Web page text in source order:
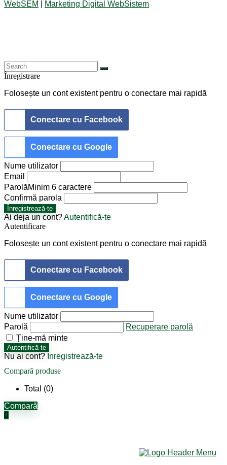
WebSEM Marketing Digital WebSistem
Înregistrare
Folosește un cont existent pentru o conectare mai rapidă
Conectare cu Facebook
Conectare cu Google
Nume utilizator
Email
ParolăMinim 6 caractere
Confirmă parola
Înregistrează-te
Ai deja un cont?Autentifică-te
Autentificare
Folosește un cont existent pentru o conectare mai rapidă
Conectare cu Facebook
Conectare cu Google
Nume utilizator
Parolă
Recuperare parolă
Ține-mă minte
Autentifică-te
Nu ai cont? Înregistrează-te
Compară produse
Total (0)
Compară
0